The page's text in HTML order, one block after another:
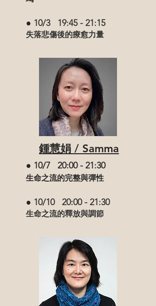
● 10/3 19:45 - 21:15
失落悲傷後的療愈力量
鍾慧娟 / Samma
● 10/7 20:00 - 21:30
生命之流的完整與彈性
● 10/10 20:00 - 21:30
生命之流的釋放與調節